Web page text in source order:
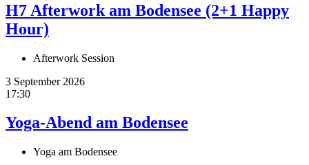
H7 Afterwork am Bodensee (2+1 Happy
Hour)
Afterwork Session
3 September 2026
17:30
Yoga-Abend am Bodensee
Yoga am Bodensee